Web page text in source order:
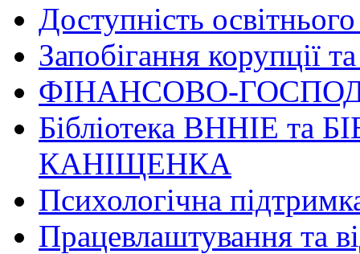
Доступність
Запобігання корупції
ФІНАНСОВО-
Бібліотека ВННІЕ та
КАНІЩЕНКА
Психологічна
Працевлаштування та